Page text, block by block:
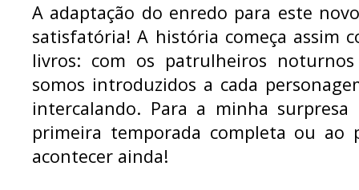
A adaptação do enredo para este
satisfatória! A história começa assim
livros: com os patrulheiros
somos introduzidos a cada
intercalando. Para a minha
primeira temporada completa ou
acontecer ainda!